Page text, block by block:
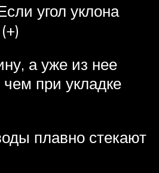
угол уклона
а уже из нее
при укладке
плавно стекают